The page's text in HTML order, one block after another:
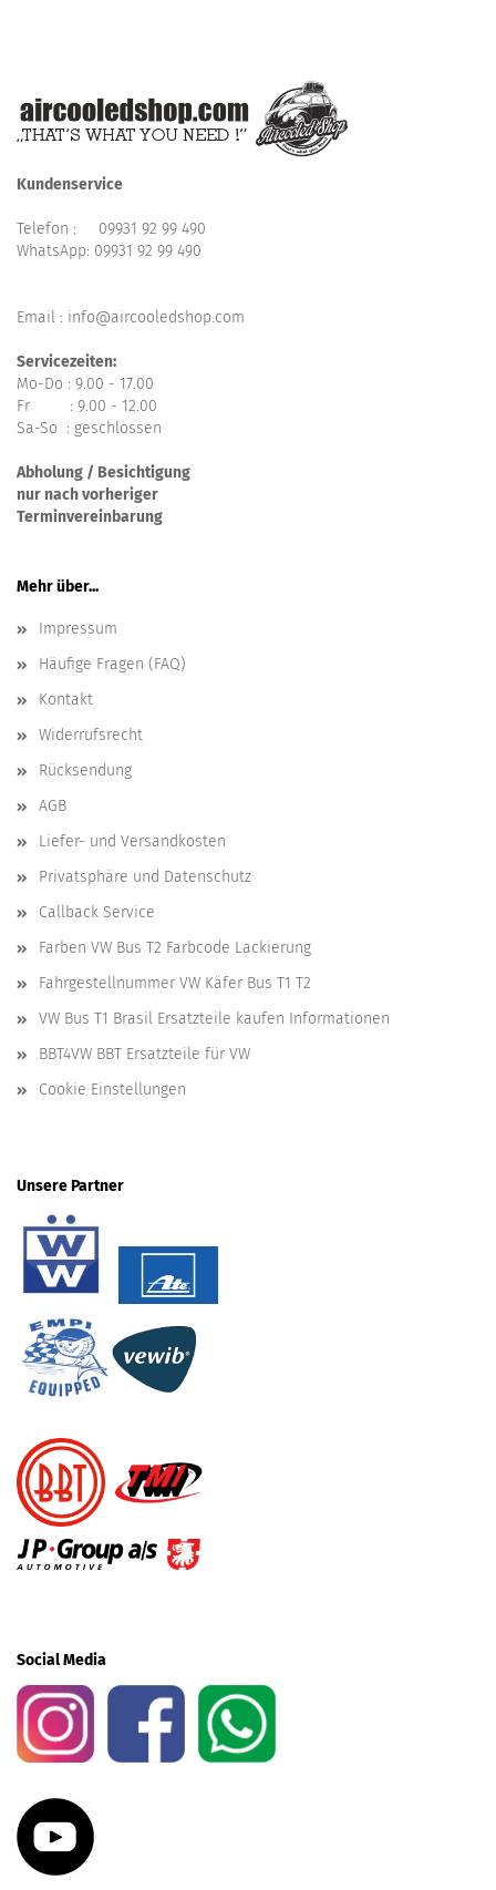
Kundenservice
Telefon : 09931 92 99 490
WhatsApp: 09931 92 99 490
Email : info@aircooledshop.com
Servicezeiten:
Mo-Do : 9.00 - 17.00
Fr : 9.00 - 12.00
Sa-So : geschlossen
Abholung / Besichtigung
nur nach vorheriger
Terminvereinbarung
Mehr über...
Impressum
Häufige Fragen (FAQ)
Kontakt
Widerrufsrecht
Rücksendung
AGB
Liefer- und Versandkosten
Privatsphäre und Datenschutz
Callback Service
Farben VW Bus T2 Farbcode Lackierung
Fahrgestellnummer VW Käfer Bus T1 T2
VW Bus T1 Brasil Ersatzteile kaufen Informationen
BBT4VW BBT Ersatzteile für VW
Cookie Einstellungen
Unsere Partner
Social Media